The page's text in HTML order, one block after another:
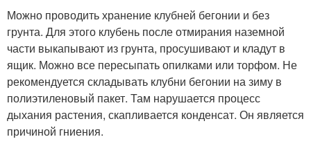
Можно проводить хранение клубней бегонии и без
грунта. Для этого клубень после отмирания наземной
части выкапывают из грунта, просушивают и кладут в
ящик. Можно все пересыпать опилками или торфом. Не
рекомендуется складывать клубни бегонии на зиму в
полиэтиленовый пакет. Там нарушается процесс
дыхания растения, скапливается конденсат. Он является
причиной гниения.